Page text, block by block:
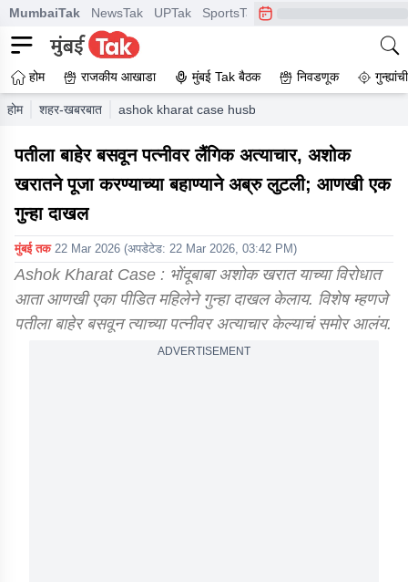
MumbaiTak NewsTak UPTak SportsTak CrimeTak
होम राजकीय आखाडा मुंबई Tak बैठक निवडणूक
होम शहर-खबरबात ashok kharat case husband sit outside and wife
पतीला बाहेर बसवून पत्नीवर लैंगिक अत्याचार, अशोक
खरातने पूजा करण्याच्या बहाण्याने अब्रु लुटली; आणखी एक
गुन्हा दाखल
मुंबई तक 22 Mar 2026 (अपडेटेड: 22 Mar 2026, 03:42 PM)
Ashok Kharat Case : भोंदूबाबा अशोक खरात याच्या विरोधात
आता आणखी एका पीडित महिलेने गुन्हा दाखल केलाय. विशेष म्हणजे
पतीला बाहेर बसवून त्याच्या पत्नीवर अत्याचार केल्याचं समोर आलंय.
ADVERTISEMENT